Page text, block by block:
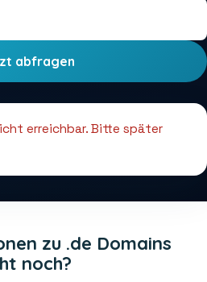
abfragen
erreichbar. Bitte später
zu .de Domains
noch?